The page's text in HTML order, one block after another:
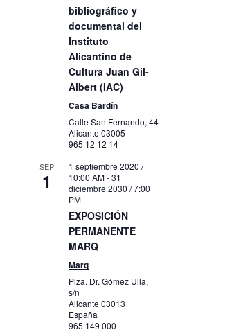
bibliográfico y
documental del
Instituto
Alicantino de
Cultura Juan Gil-
Albert (IAC)
Casa Bardín
Calle San Fernando, 44
Alicante03005
965 12 12 14
SEP
1
1 septiembre 2020 /
10:00 AM-31
diciembre 2030 / 7:00
PM
EXPOSICIÓN
PERMANENTE
MARQ
Marq
Plza. Dr. Gómez Ulla,
s/n
Alicante03013
España
965 149 000